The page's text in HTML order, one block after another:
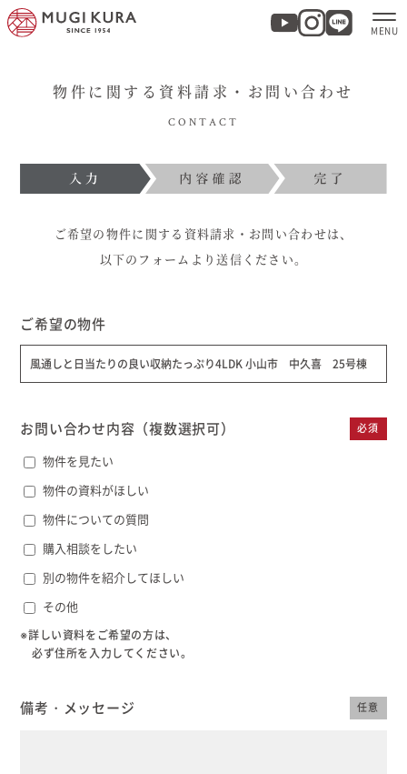
ホーム
実例集・お客様の声
家づくりについて
むぎくらについて
ニュース
資料請求
物件に関する資料請求・お問い合わせ
CONTACT
ご希望の物件に関する資料請求・お問い合わせは、
以下のフォームより送信ください。
ご希望の物件
風通しと日当たりの良い収納たっぷり4LDK 小山市 中久喜 25号棟
お問い合わせ内容 （複数選択可） 必須
物件を見たい
物件の資料がほしい
物件についての質問
購入相談をしたい
別の物件を紹介してほしい
その他
※詳しい資料をご希望の方は、
必ず住所を入力してください。
備考・メッセージ 任意